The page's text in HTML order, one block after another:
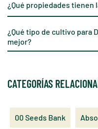
¿Qué propiedades tienen
¿Qué tipo de cultivo para
mejor?
CATEGORÍAS
00 Seeds Bank